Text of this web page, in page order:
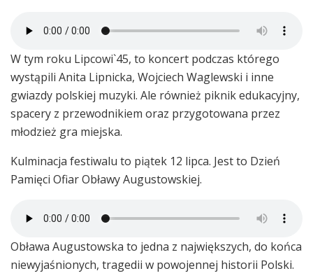
W tym roku Lipcowi`45, to koncert podczas którego
wystąpili Anita Lipnicka, Wojciech Waglewski i inne
gwiazdy polskiej muzyki. Ale również piknik edukacyjny,
spacery z przewodnikiem oraz przygotowana przez
młodzież gra miejska.
Kulminacja festiwalu to piątek 12 lipca. Jest to Dzień
Pamięci Ofiar Obławy Augustowskiej.
Obława Augustowska to jedna z największych, do końca
niewyjaśnionych, tragedii w powojennej historii Polski.